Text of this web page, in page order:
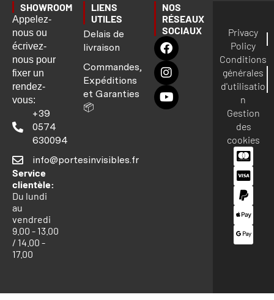
SHOWROOM
Appelez-
nous ou
écrivez-
nous pour
fixer un
rendez-
vous:
+39
0574
630094
info@portesinvisibles.fr
Service
clientèle:
Du lundi
au
vendredi
9.00 - 13.00
/ 14.00 -
17.00
LIENS
UTILES
Delais de
livraison
Commandes,
Expéditions
et Garanties
📦
NOS
RÉSEAUX
SOCIAUX
Privacy
Policy
Conditions
générales
d'utilisatio
n
Gestion
des
cookies